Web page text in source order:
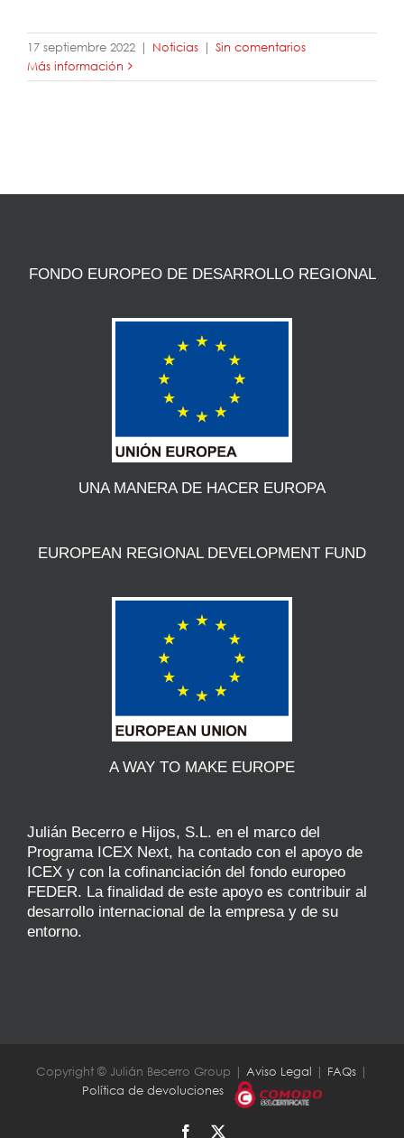
17 septiembre 2022 | Noticias | Sin comentarios
Más información
FONDO EUROPEO DE DESARROLLO REGIONAL
UNA MANERA DE HACER EUROPA
EUROPEAN REGIONAL DEVELOPMENT FUND
A WAY TO MAKE EUROPE
Julián Becerro e Hijos, S.L. en el marco del
Programa ICEX Next, ha contado con el apoyo de
ICEX y con la cofinanciación del fondo europeo
FEDER. La finalidad de este apoyo es contribuir al
desarrollo internacional de la empresa y de su
entorno.
Copyright © Julián Becerro Group | Aviso Legal | FAQs |
Política de devoluciones
Facebook